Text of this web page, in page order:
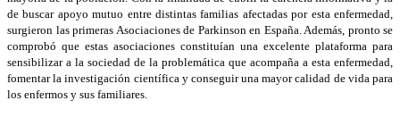
de buscar apoyo mutuo entre distintas familias afectadas por esta enfermedad,
surgieron las primeras Asociaciones de Parkinson en España. Además, pronto se
comprobó que estas asociaciones constituían una excelente plataforma para
sensibilizar a la sociedad de la problemática que acompaña a esta enfermedad,
fomentar la investigación científica y conseguir una mayor calidad de vida para
los enfermos y sus familiares.